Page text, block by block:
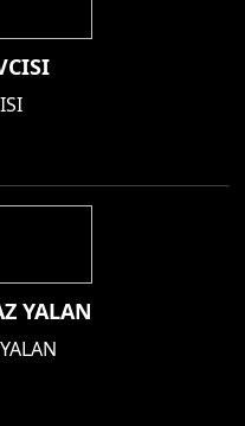
YALAN